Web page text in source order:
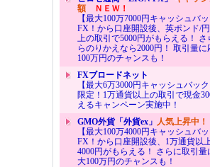
額ＮＥＷ！
【最大100万7000円キャッシュバ
FX！から口座開設後、英ポンド/
上の取引で5000円がもらえる！
らのりかえなら2000円！ 取引量
100万円のチャンスも！
FXブロードネット
【最大6万3000円キャッシュバッ
限定！1万通貨以上の取引で現金
えるキャンペーン実施中！
GMO外貨「外貨ex」 人気上昇中！
【最大100万4000円キャッシュバ
FX！から口座開設後、1万通貨以
4000円がもらえる！ さらに取引
大100万円のチャンスも！